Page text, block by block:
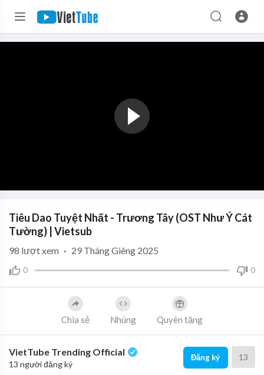
Tiêu Dao Tuyệt Nhất - Trương Tây (OST Như Ý Cát
Tường) | Vietsub
0 0
98 lượt xem · 29 Tháng Giêng 2025
Chia sẻ Nhúng Quyên tặng
VietTube Trending Official
13 người đăng ký
Đăng ký 13